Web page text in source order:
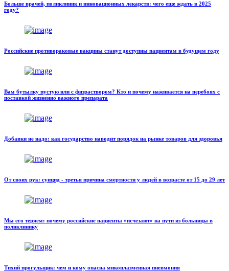
Больше врачей, поликлиник и инновационных лекарств: чего еще ждать в 2025
году?
Российские противораковые вакцины станут доступны пациентам в будущем году
Вам бутылку пустую или с физраствором? Кто и почему наживается на перебоях с
поставкой жизненно важного препарата
Добавки не надо: как государство наводит порядок на рынке товаров для здоровья
От своих рук: суицид - третья причина смертности у людей в возрасте от 15 до 29 лет
Мы его теряем: почему российские пациенты «исчезают» на пути из больницы в
поликлинику
Тихий прогульщик: чем и кому опасна микоплазменная пневмония